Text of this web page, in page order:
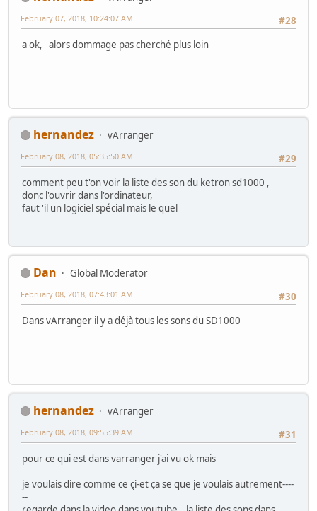
#28
February 07, 2018, 10:24:07 AM
a ok, alors dommage pas cherché plus loin
hernandez
vArranger
#29
February 08, 2018, 05:35:50 AM
comment peu t'on voir la liste des son du ketron sd1000 ,
donc l'ouvrir dans l'ordinateur,
faut 'il un logiciel spécial mais le quel
Dan
Global Moderator
#30
February 08, 2018, 07:43:01 AM
Dans vArranger il y a déjà tous les sons du SD1000
hernandez
vArranger
#31
February 08, 2018, 09:55:39 AM
pour ce qui est dans varranger j'ai vu ok mais
je voulais dire comme ce çi-et ça se que je voulais autrement----
--